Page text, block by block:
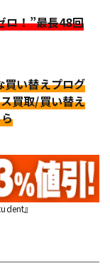
ロ！”最長48回
い替えプログ
買取/買い替え
』